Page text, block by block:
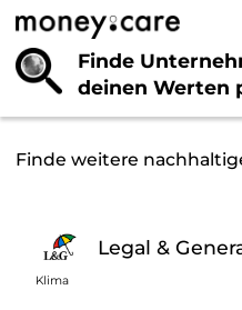
Finde
deinen Werten
Finde weitere
Legal &
Klima